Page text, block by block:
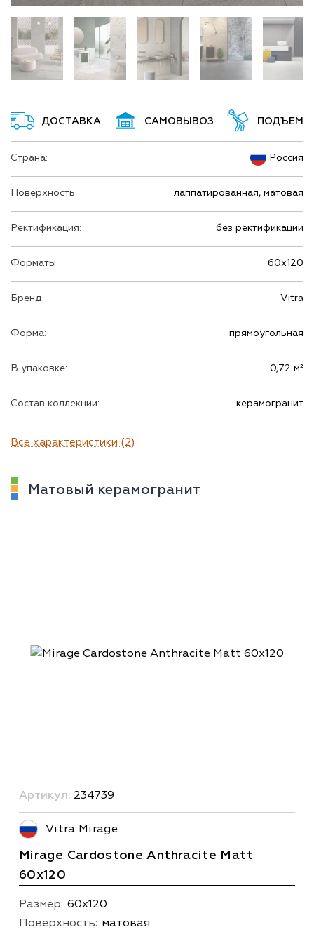
ДОСТАВКА САМОВЫВОЗ ПОДЪЕМ
Страна: Россия
Поверхность: лаппатированная, матовая
Ректификация: без ректификации
Форматы: 60х120
Бренд: Vitra
Форма: прямоугольная
В упаковке: 0,72 м²
Состав коллекции: керамогранит
Все характеристики (2)
Матовый керамогранит
Артикул: 234739
Vitra Mirage
Mirage Cardostone Anthracite Matt
60x120
Размер: 60х120
Поверхность: матовая